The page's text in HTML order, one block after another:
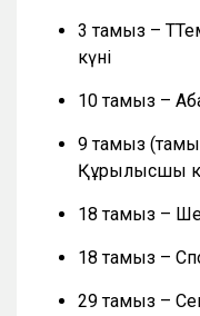
3 тамыз –
күні
10 тамыз –
9 тамыз
Құрылысшы
18 тамыз –
18 тамыз –
29 тамыз –